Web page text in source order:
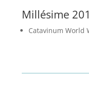
Millésime
Catavinum World